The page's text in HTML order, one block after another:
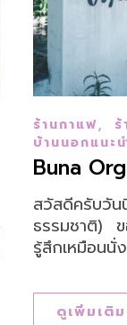
ร้านกาแฟ, ร้
บ้านนอกแนะน
Buna
สวัสดีครับวัน
ธรรมชาติ) ข
รู้สึกเหมือนนั่
ดูเพิ่มเติม